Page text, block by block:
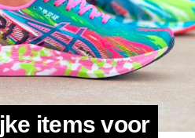
items voor